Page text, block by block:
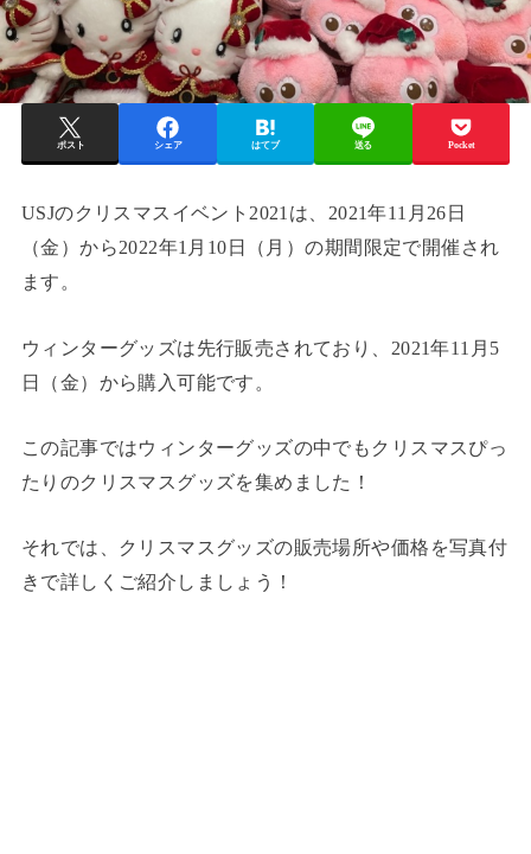
ポスト シェア はてブ 送る Pocket
USJのクリスマスイベント2021は、2021年11月26日
（金）から2022年1月10日（月）の期間限定で開催され
ます。
ウィンターグッズは先行販売されており、2021年11月5
日（金）から購入可能です。
この記事ではウィンターグッズの中でもクリスマスぴっ
たりのクリスマスグッズを集めました！
それでは、クリスマスグッズの販売場所や価格を写真付
きで詳しくご紹介しましょう！